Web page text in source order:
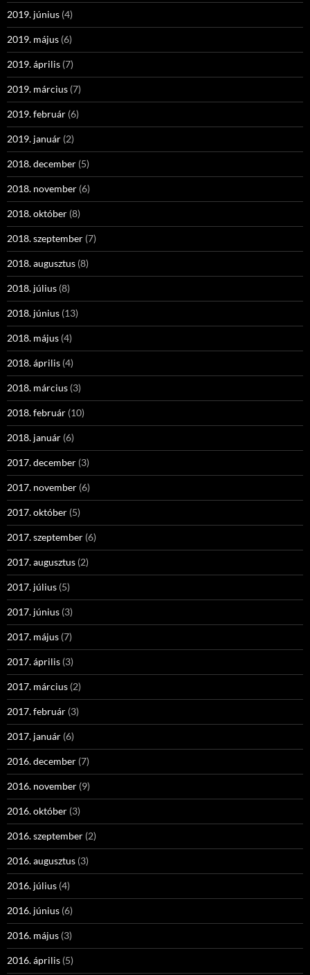
2019. június (4)
2019. május (6)
2019. április (7)
2019. március (7)
2019. február (6)
2019. január (2)
2018. december (5)
2018. november (6)
2018. október (8)
2018. szeptember (7)
2018. augusztus (8)
2018. július (8)
2018. június (13)
2018. május (4)
2018. április (4)
2018. március (3)
2018. február (10)
2018. január (6)
2017. december (3)
2017. november (6)
2017. október (5)
2017. szeptember (6)
2017. augusztus (2)
2017. július (5)
2017. június (3)
2017. május (7)
2017. április (3)
2017. március (2)
2017. február (3)
2017. január (6)
2016. december (7)
2016. november (9)
2016. október (3)
2016. szeptember (2)
2016. augusztus (3)
2016. július (4)
2016. június (6)
2016. május (3)
2016. április (5)